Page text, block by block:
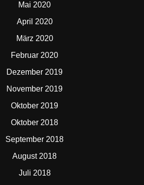
Mai 2020
April 2020
März 2020
Februar 2020
Dezember 2019
November 2019
Oktober 2019
Oktober 2018
September 2018
August 2018
Juli 2018